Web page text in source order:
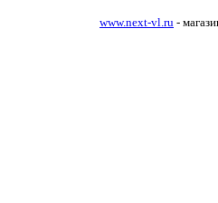
www.next-vl.ru -